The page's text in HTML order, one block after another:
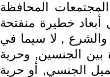
المحافظة
أبعاد خطيرة منفتحة
والشرع , لا سيما في
بين الجنسين, وحرية
الجنسي, أو حرية